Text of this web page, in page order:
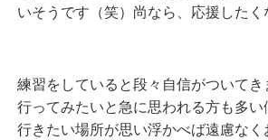
いそうです（笑）尚なら、応援したく
練習をしていると段々自信がついて
行ってみたいと急に思われる方も多い
行きたい場所が思い浮かべば遠慮なく